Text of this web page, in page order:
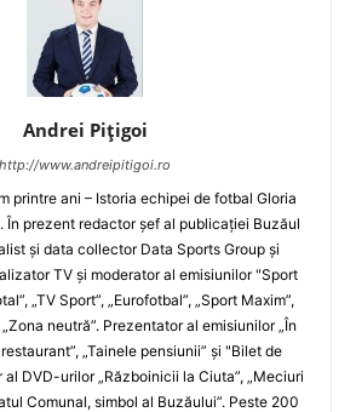
Andrei Pițigoi
http://www.andreipitigoi.ro
printre ani – Istoria echipei de fotbal Gloria
În prezent redactor şef al publicaţiei Buzăul
şi data collector Data Sports Group şi
TV şi moderator al emisiunilor "Sport
„TV Sport”, „Eurofotbal”, „Sport Maxim”,
„Zona neutră”. Prezentator al emisiunilor „În
„Tainele pensiunii” şi "Bilet de
DVD-urilor „Războinicii la Ciuta”, „Meciuri
Comunal, simbol al Buzăului”. Peste 200